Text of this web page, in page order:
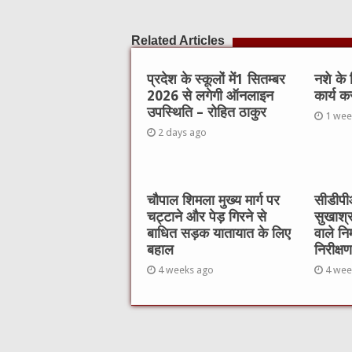
Related Articles
प्रदेश के स्कूलों में1 सितम्बर
2026 से लगेगी ऑनलाइन
उपस्थिति – रोहित ठाकुर
2 days ago
नशे के
कार्य
1
चौपाल शिमला मुख्य मार्ग पर
चट्टाने और पेड़ गिरने से
बाधित सड़क यातायात के लिए
बहाल
4 weeks ago
वाले
निरीक्षण
4